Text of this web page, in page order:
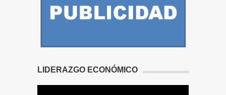
LIDERAZGO ECONÓMICO